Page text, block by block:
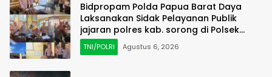
Bidpropam Polda Papua Barat Daya
Laksanakan Sidak Pelayanan Publik
jajaran polres kab. sorong di Polsek
Salawati
TNI/POLRI Agustus 6, 2026